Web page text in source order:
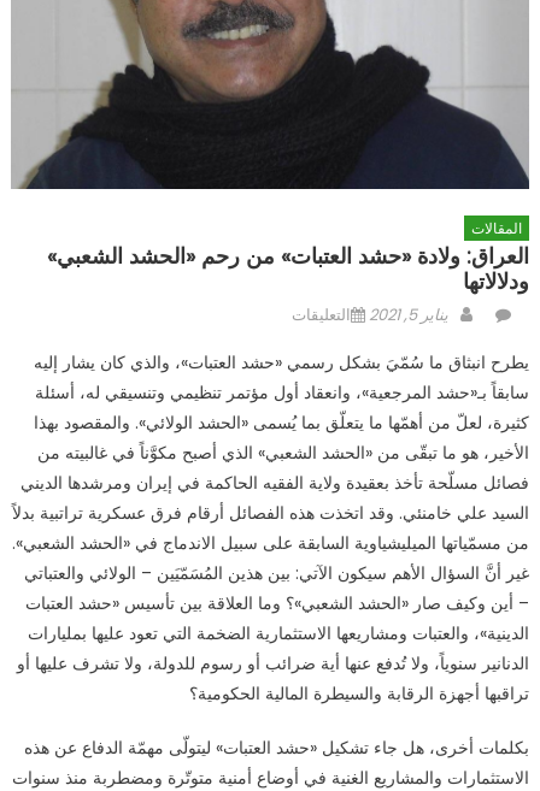
المقالات
العراق: ولادة «حشد العتبات» من رحم «الحشد الشعبي»
ودلالاتها
Posted
يناير 5, 2021Author التعليقاتعلى
ولادة
«حشد
العتبات»
من
رحم
«الحشد
الشعبي»
مغلقة
يطرح انبثاق ما سُمّيَ بشكل رسمي «حشد العتبات»، والذي كان يشار إليه
سابقاً بـ«حشد المرجعية»، وانعقاد أول مؤتمر تنظيمي وتنسيقي له، أسئلة
كثيرة، لعلّ من أهمّها ما يتعلّق بما يُسمى «الحشد الولائي». والمقصود بهذا
الأخير، هو ما تبقّى من «الحشد الشعبي» الذي أصبح مكوَّناً في غالبيته من
فصائل مسلّحة تأخذ بعقيدة ولاية الفقيه الحاكمة في إيران ومرشدها الديني
السيد علي خامنئي. وقد اتخذت هذه الفصائل أرقام فرق عسكرية تراتبية بدلاً
من مسمّياتها الميليشياوية السابقة على سبيل الاندماج في «الحشد الشعبي».
غير أنَّ السؤال الأهم سيكون الآتي: بين هذين المُسَمّيَين – الولائي والعتباتي
– أين وكيف صار «الحشد الشعبي»؟ وما العلاقة بين تأسيس «حشد العتبات
الدينية»، والعتبات ومشاريعها الاستثمارية الضخمة التي تعود عليها بمليارات
الدنانير سنوياً، ولا تُدفع عنها أية ضرائب أو رسوم للدولة، ولا تشرف عليها أو
تراقبها أجهزة الرقابة والسيطرة المالية الحكومية؟
بكلمات أخرى، هل جاء تشكيل «حشد العتبات» ليتولّى مهمّة الدفاع عن هذه
الاستثمارات والمشاريع الغنية في أوضاع أمنية متوتّرة ومضطربة منذ سنوات